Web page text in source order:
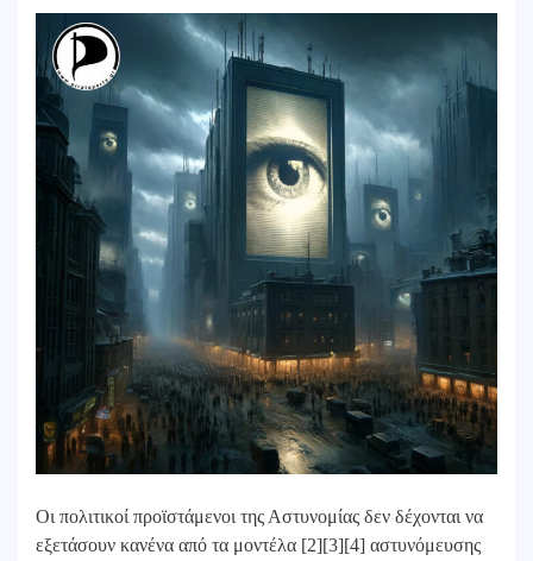
Οι πολιτικοί προϊστάμενοι της Αστυνομίας δεν δέχονται να
εξετάσουν κανένα από τα μοντέλα [2][3][4] αστυνόμευσης